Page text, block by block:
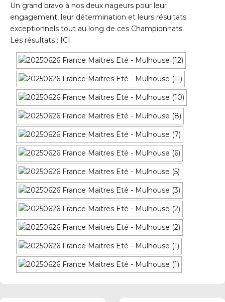
Un grand bravo à nos deux nageurs pour leur
engagement, leur détermination et leurs résultats
exceptionnels tout au long de ces Championnats.
Les résultats : ICI